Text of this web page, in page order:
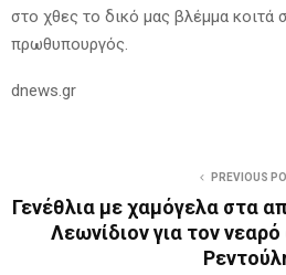
στο χθες το δικό μας βλέμμα κοιτά
πρωθυπουργός.
dnews.gr
PREVIOUS
Γενέθλια με χαμόγελα στα
Λεωνίδιον για τον